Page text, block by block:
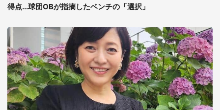
得点...球団OBが指摘したベンチの「選択」